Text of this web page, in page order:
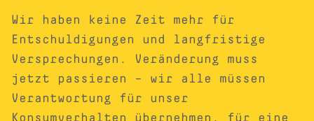
Wir haben keine Zeit mehr für
Entschuldigungen und langfristige
Versprechungen. Veränderung muss
jetzt passieren – wir alle müssen
Verantwortung für unser
Konsumverhalten übernehmen, für eine